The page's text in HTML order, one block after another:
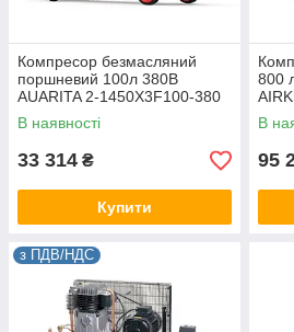
Компресор безмасляний
поршневий 100л 380В
AUARITA 2-1450X3F100-380
В наявності
33 314 ₴
Купити
800
В
95
з ПДВ/НДС